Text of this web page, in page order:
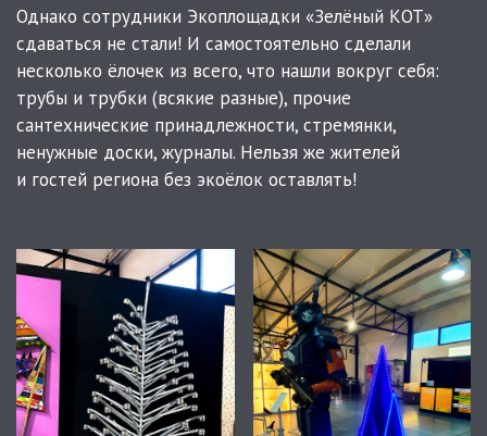
Однако сотрудники Экоплощадки «Зелёный КОТ»
сдаваться не стали! И самостоятельно сделали
несколько ёлочек из всего, что нашли вокруг себя:
трубы и трубки (всякие разные), прочие
сантехнические принадлежности, стремянки,
ненужные доски, журналы. Нельзя же жителей
и гостей региона без экоёлок оставлять!